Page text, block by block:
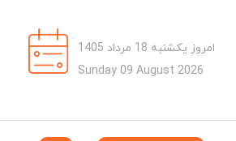
امروز یکشنبه 18 مرداد 1405
Sunday 09 August 2026